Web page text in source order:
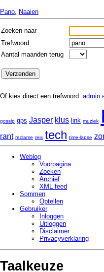
Pano Naaien
Zoeken naar
Trefwoord
Aantal maanden terug
Of kies direct een trefwoord: admin
gossip gps Jasper klus link muziek
rant reclame reis tech time-lapse
Weblog
Voorpagina
Zoeken
Archief
XML feed
Sommen
Optellen
Gebruiker
Inloggen
Uitloggen
Disclaimer
Privacy­verklaring
Taalkeuze